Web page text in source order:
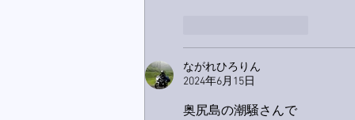
ながれひろりん
2024年6月15日
奥尻島の潮騒さんで